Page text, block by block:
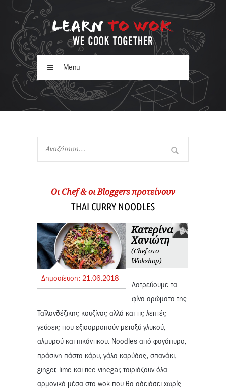
Menu
Oι Chef & οι Βloggers προτείνουν
THAI CURRY NOODLES
Δημοσίευση: 21.06.2018
Κατερίνα
Χανιώτη
(Chef στο
Wokshop)
Λατρεύουμε τα
φίνα αρώματα της
Ταϊλανδέζικης κουζίνας αλλά και τις λεπτές
γεύσεις που εξισορροπούν μεταξύ γλυκού,
αλμυρού και πικάντικου. Noodles από φαγόπυρο,
πράσινη πάστα κάρυ, γάλα καρύδας, σπανάκι,
ginger, lime και rice vinegar, ταιριάζουν όλα
αρμονικά μέσα στο wok που θα αδειάσει χωρίς